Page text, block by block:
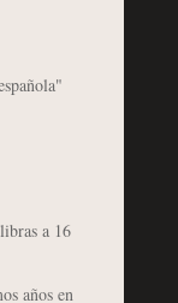
a 16
años en